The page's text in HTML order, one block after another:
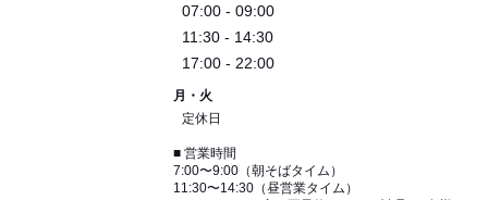
07:00 - 09:00
11:30 - 14:30
17:00 - 22:00
月・火
定休日
■ 営業時間
7:00〜9:00（朝そばタイム）
11:30〜14:30（昼営業タイム）